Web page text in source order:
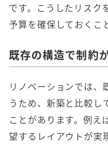
です。こうしたリスク
予算を確保しておくこ
既存の構造で制約
リノベーションでは、
うため、新築と比較し
ことがあります。例え
望するレイアウトが実